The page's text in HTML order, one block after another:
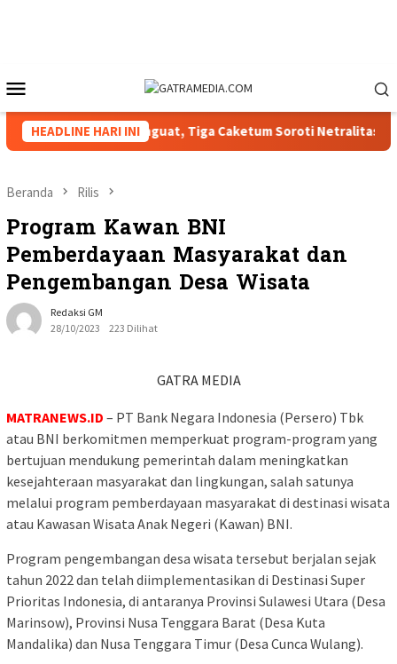
Mobile
HEADLINE HARI INI
HIPMI XVIII Menguat, Tiga Caketum Soroti Netralitas
Beranda Rilis
Program Kawan BNI
Pemberdayaan Masyarakat dan
Pengembangan Desa Wisata
Redaksi GM
28/10/2023
223 Dilihat
GATRA MEDIA
MATRANEWS.ID – PT Bank Negara Indonesia (Persero) Tbk
atau BNI berkomitmen memperkuat program-program yang
bertujuan mendukung pemerintah dalam meningkatkan
kesejahteraan masyarakat dan lingkungan, salah satunya
melalui program pemberdayaan masyarakat di destinasi wisata
atau Kawasan Wisata Anak Negeri (Kawan) BNI.
Program pengembangan desa wisata tersebut berjalan sejak
tahun 2022 dan telah diimplementasikan di Destinasi Super
Prioritas Indonesia, di antaranya Provinsi Sulawesi Utara (Desa
Marinsow), Provinsi Nusa Tenggara Barat (Desa Kuta
Mandalika) dan Nusa Tenggara Timur (Desa Cunca Wulang).